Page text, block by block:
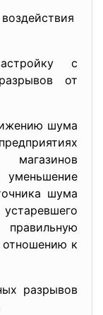
с
от
шума
магазинов
уменьшение
шума
к
разрывов